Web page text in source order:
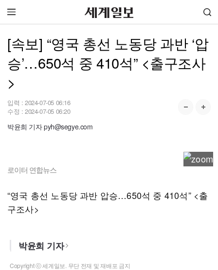
[속보] “영국 총선 노동당 과반 ‘압
승’…650석 중 410석” <출구조사
>
입력 : 2024-07-05 06:16
수정 : 2024-07-05 06:20
박윤희 기자 pyh@segye.com
로이터 연합뉴스
“영국 총선 노동당 과반 압승…650석 중 410석” <출
구조사>
박윤희 기자
Copyright ⓒ 세계일보. 무단 전재 및 재배포 금지